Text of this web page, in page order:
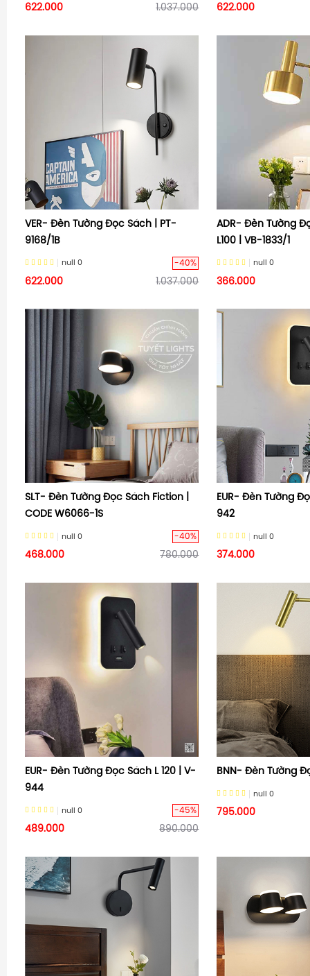
622.000 1.037.000 622.000
VER- Đèn Tường Đọc Sách | PT-
9168/1B
null 0 -40%
622.000 1.037.000
ADR- Đèn Tường
L100 | VB-1833/1
null 0
366.000
SLT- Đèn Tường Đọc Sách Fiction |
CODE W6066-1S
null 0 -40%
468.000 780.000
EUR- Đèn Tường
942
null 0
374.000
EUR- Đèn Tường Đọc Sách L 120 | V-
944
null 0 -45%
489.000 890.000
BNN- Đèn Tường
null 0
795.000